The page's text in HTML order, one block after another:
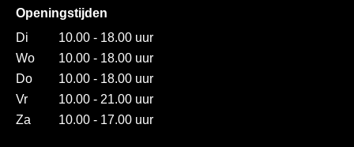
Openingstijden
Di
10.00 - 18.00 uur
Wo
10.00 - 18.00 uur
Do
10.00 - 18.00 uur
Vr
10.00 - 21.00 uur
Za
10.00 - 17.00 uur